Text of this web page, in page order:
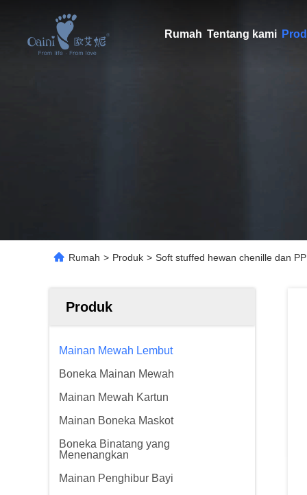
Rumah Tentang kami
Rumah > Produk > Soft stuffed hewan chenille dan
Produk
Mainan Mewah Lembut
Boneka Mainan Mewah
Mainan Mewah Kartun
Mainan Boneka Maskot
Boneka Binatang yang
Menenangkan
Mainan Penghibur Bayi